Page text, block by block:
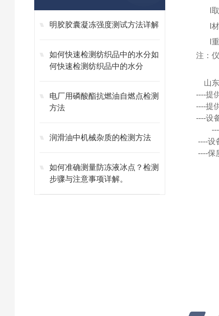
明胶胶囊凝冻强度测试方法详解
如何快速检测纺织品中的水分如
何快速检测纺织品中的水分
电厂用磷酸酯抗燃油自燃点检测
方法
润滑油中机械杂质的检测方法
如何准确测量防冻液冰点？检测
步骤与注意事项详解。
l
l
l
注：
山
----提
----提
----设
----设
----保